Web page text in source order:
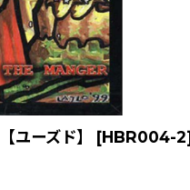
ーズド】 [HBR004-2